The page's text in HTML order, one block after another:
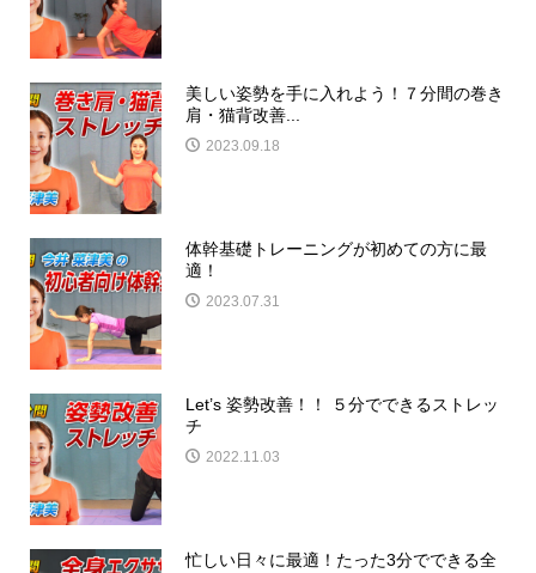
美しい姿勢を手に入れよう！７分間の巻き
肩・猫背改善...
2023.09.18
体幹基礎トレーニングが初めての方に最
適！
2023.07.31
Let’s 姿勢改善！！ ５分でできるストレッ
チ
2022.11.03
忙しい日々に最適！たった3分でできる全